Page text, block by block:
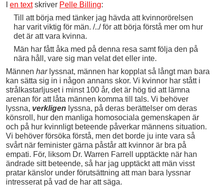
en textskriver Pelle Billing:
Till att börja med tänker jag hävda att kvinnorörelsen
har varit viktig för män. /../ för att börja förstå mer om hur
det är att vara kvinna.
Män har fått åka med på denna resa samt följa den på
nära håll, vare sig man velat det eller inte.
Männen harlyssnat, männen har kopplat så långt man bara
kan sätta sig in i någon annans skor. Vi kvinnor har stått i
strålkastarljuset i minst 100 år, det är hög tid att lämna
arenan för att låta männen komma till tals. Vi behöver
lyssna, verkligen lyssna, på deras berättelser om deras
könsroll, hur den manliga homosociala gemenskapen är
och på hur kvinnligt beteende påverkar männens situation.
Vi behöver försöka förstå, men det borde ju inte vara så
svårt när feminister gärna påstår att kvinnor är bra på
empati. För, liksom Dr. Warren Farrell upptäckte när han
ändrade sitt beteende, så har jag upptäckt att män visst
pratar känslor under förutsättning att man bara lyssnar
intresserat på vad de har att säga.